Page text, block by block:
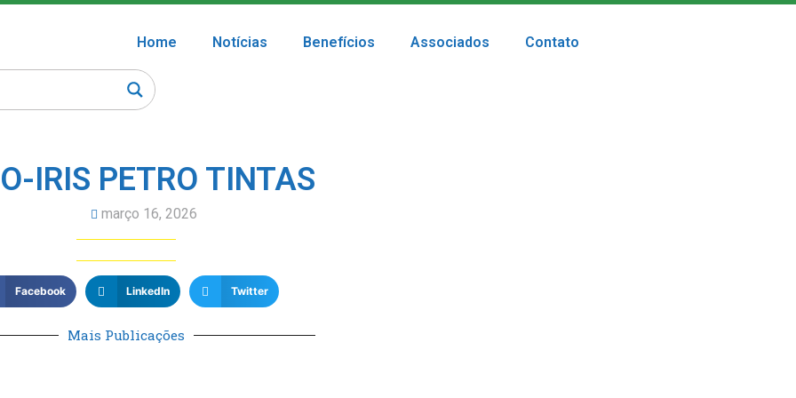
Home Notícias Benefícios Associados Contato
IRIS PETRO TINTAS
março 16, 2026
Facebook LinkedIn Twitter
Mais Publicações